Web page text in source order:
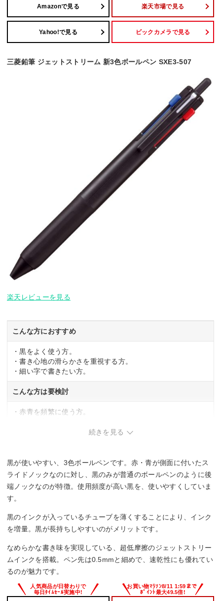
Amazonで見る 楽天市場で見る
Yahoo!で見る ビックカメラで見る
三菱鉛筆 ジェットストリーム 新3色ボールペン SXE3-507
楽天レビューを見る
こんな方におすすめ
・黒をよく使う方。
・書き心地の滑らかさを重視する方。
・細い字で書きたい方。
こんな方は要検討
・赤青を頻繁に使う方。
続きを見る
黒が使いやすい、3色ボールペンです。赤・青が側面に付いたス
ライドノックなのに対し、黒のみが普通のボールペンのように後
端ノックなのが特徴。使用頻度が高い黒を、使いやすくしていま
す。
黒のインクが入っているチューブを薄くすることにより、インク
を増量。黒が長持ちしやすいのがメリットです。
なめらかな書き味を実現している、超低摩擦のジェットストリー
ムインクを搭載。ペン先は0.5mmと細めで、速乾性にも優れてい
るのが魅力です。